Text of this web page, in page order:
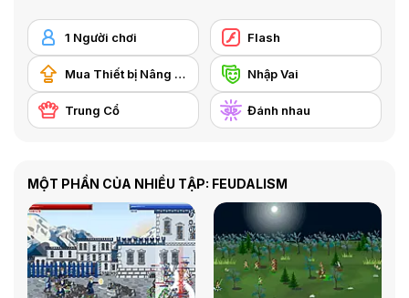
1 Người chơi Flash
Mua Thiết bị Nâng cấp Nhập Vai
Trung Cổ Đánh nhau
MỘT PHẦN CỦA NHIỀU TẬP: FEUDALISM